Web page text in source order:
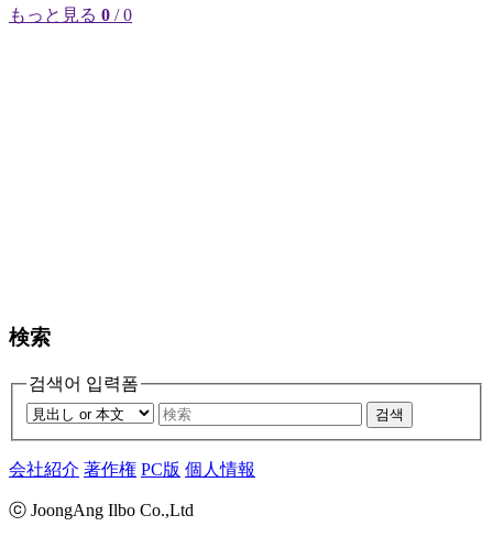
もっと見る 0 / 0
検索
검색어 입력폼
검색
会社紹介 著作権 PC版 個人情報
ⓒ JoongAng Ilbo Co.,Ltd